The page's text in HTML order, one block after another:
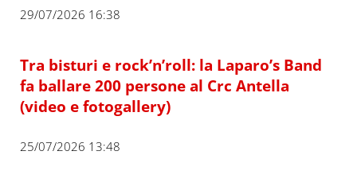
29/07/2026 16:38
Tra bisturi e rock’n’roll: la Laparo’s Band
fa ballare 200 persone al Crc Antella
(video e fotogallery)
25/07/2026 13:48